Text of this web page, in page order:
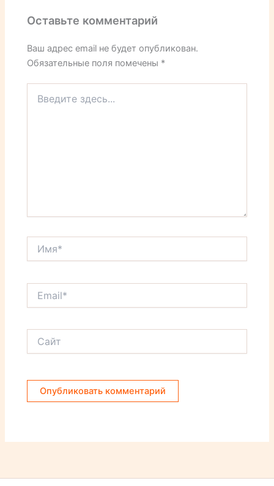
Оставьте комментарий
Ваш адрес email не будет опубликован.
Обязательные поля помечены *
здесь...